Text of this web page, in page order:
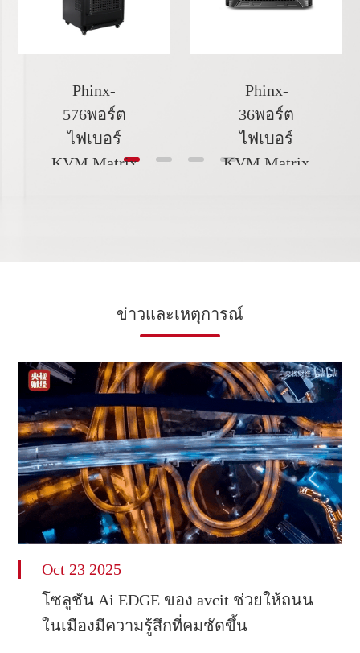
Phinx-
576พอร์ต
ไฟเบอร์
KVM Matrix
Phinx-
36พอร์ต
ไฟเบอร์
KVM Matrix
ข่าวและเหตุการณ์
Oct 23 2025
โซลูชัน Ai EDGE ของ avcit ช่วยให้ถนน
ในเมืองมีความรู้สึกที่คมชัดขึ้น